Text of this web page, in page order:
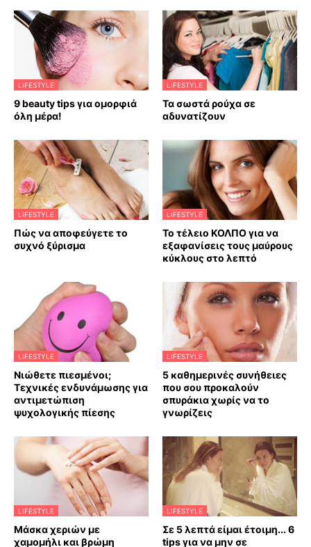
LIFESTYLE
9 beauty tips για ομορφιά
όλη μέρα!
LIFESTYLE
Τα σωστά ρούχα σε
αδυνατίζουν
LIFESTYLE
Πώς να αποφεύγετε το
συχνό ξύρισμα
LIFESTYLE
Το τέλειο ΚΟΛΠΟ για να
εξαφανίσεις τους μαύρους
κύκλους στο λεπτό
LIFESTYLE
Νιώθετε πιεσμένοι;
Τεχνικές ενδυνάμωσης για
αντιμετώπιση
ψυχολογικής πίεσης
LIFESTYLE
5 καθημερινές συνήθειες
που σου προκαλούν
σπυράκια χωρίς να το
γνωρίζεις
LIFESTYLE
Mάσκα χεριών με
χαμομήλι και βρώμη
LIFESTYLE
Σε 5 λεπτά είμαι έτοιμη... 6
tips για να μην σε